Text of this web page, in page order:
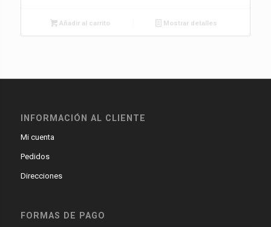
Añadir al carrito Mostrar detalles
INFORMACIÓN AL CLIENTE
Mi cuenta
Pedidos
Direcciones
FORMAS DE PAGO